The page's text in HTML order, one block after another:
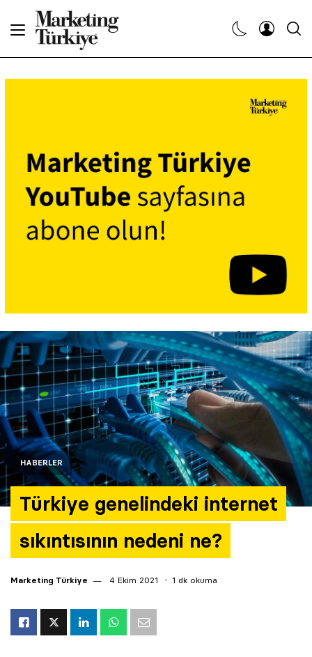
HABERLER
Türkiye genelindeki internet
sıkıntısının nedeni ne?
Marketing Türkiye 4 Ekim 2021 1 dk okuma
Dergiler
Etkinlikler
Araştırma